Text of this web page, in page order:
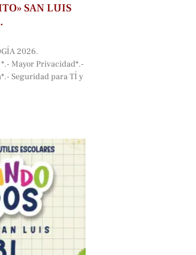
SAN LUIS
2026.
*.- Mayor Privacidad*.-
Seguridad para TÍ y